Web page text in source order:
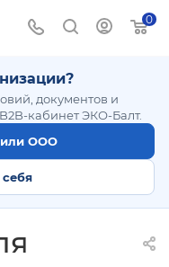
0
документов и
кабинет ЭКО-Балт.
ООО